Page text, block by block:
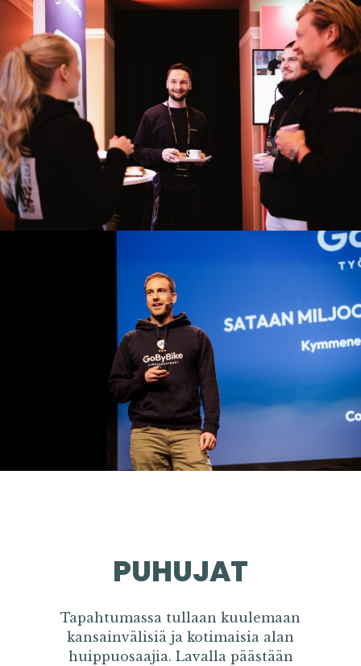
PUHUJAT
Tapahtumassa tullaan kuulemaan
kansainvälisiä ja kotimaisia alan
huippuosaajia. Lavalla päästään